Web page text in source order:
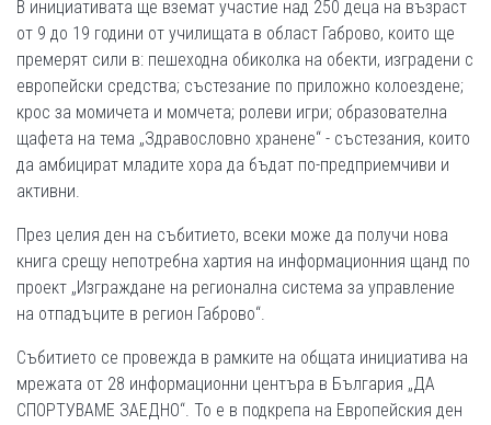
В инициативата ще вземат участие над 250 деца на възраст
от 9 до 19 години от училищата в област Габрово, които ще
премерят сили в: пешеходна обиколка на обекти, изградени с
европейски средства; състезание по приложно колоездене;
крос за момичета и момчета; ролеви игри; образователна
щафета на тема „Здравословно хранене“ - състезания, които
да амбицират младите хора да бъдат по-предприемчиви и
активни.
През целия ден на събитието, всеки може да получи нова
книга срещу непотребна хартия на информационния щанд по
проект „Изграждане на регионална система за управление
на отпадъците в регион Габрово“.
Събитието се провежда в рамките на общата инициатива на
мрежата от 28 информационни центъра в България „ДА
СПОРТУВАМЕ ЗАЕДНО“. То е в подкрепа на Европейския ден